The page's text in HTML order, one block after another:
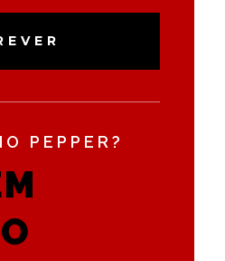
PEPPER?